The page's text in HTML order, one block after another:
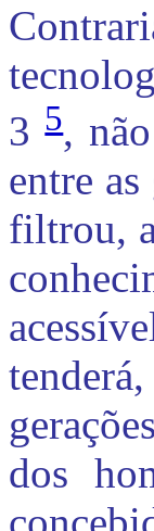
35,
entre
filtrou,
dos